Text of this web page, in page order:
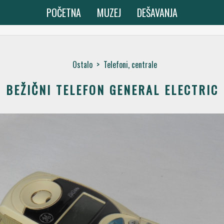
POČETNA MUZEJ DEŠAVANJA
Ostalo> Telefoni, centrale
BEŽIČNI TELEFON GENERAL ELECTRIC